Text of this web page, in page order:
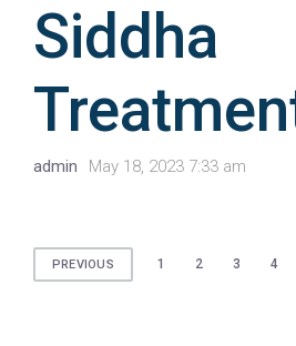
Siddha
admin May 18, 2023 7:33 am
Posts
PREVIOUS 1 2 3 4